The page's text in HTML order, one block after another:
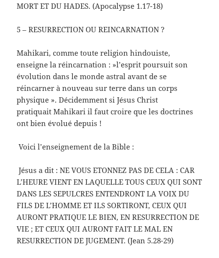
MORT ET DU HADES. (Apocalypse 1.17-18)
5 – RESURRECTION OU REINCARNATION ?
Mahikari, comme toute religion hindouiste,
enseigne la réincarnation : »l’esprit poursuit son
évolution dans le monde astral avant de se
réincarner à nouveau sur terre dans un corps
physique ». Décidemment si Jésus Christ
pratiquait Mahikari il faut croire que les doctrines
ont bien évolué depuis !
Voici l’enseignement de la Bible :
Jésus a dit : NE VOUS ETONNEZ PAS DE CELA : CAR
L’HEURE VIENT EN LAQUELLE TOUS CEUX QUI SONT
DANS LES SEPULCRES ENTENDRONT LA VOIX DU
FILS DE L’HOMME ET ILS SORTIRONT, CEUX QUI
AURONT PRATIQUE LE BIEN, EN RESURRECTION DE
VIE ; ET CEUX QUI AURONT FAIT LE MAL EN
RESURRECTION DE JUGEMENT. (Jean 5.28-29)